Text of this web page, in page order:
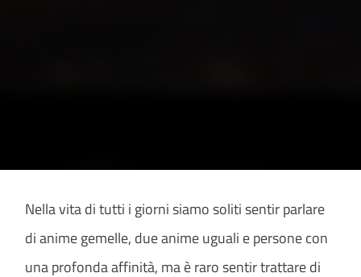
Nella vita di tutti i giorni siamo soliti sentir parlare
di anime gemelle, due anime uguali e persone con
una profonda affinità, ma è raro sentir trattare di